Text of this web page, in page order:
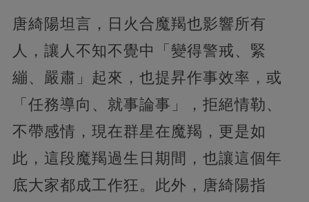
唐綺陽坦言，日火合魔羯也影響所有
人，讓人不知不覺中「變得警戒、緊
繃、嚴肅」起來，也提昇作事效率，或
「任務導向、就事論事」，拒絕情勒、
不帶感情，現在群星在魔羯，更是如
此，這段魔羯過生日期間，也讓這個年
底大家都成工作狂。此外，唐綺陽指